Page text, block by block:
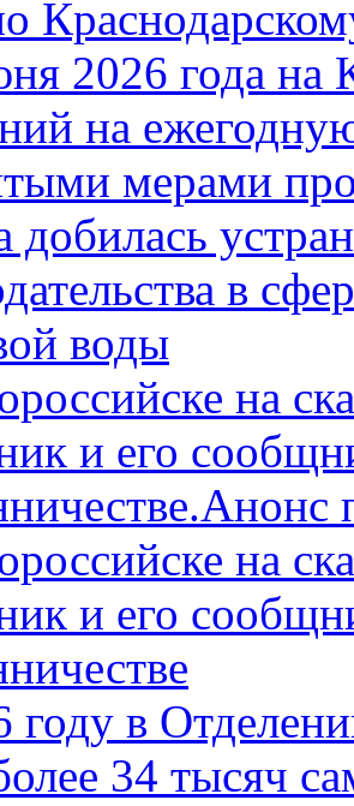
2026 года на
на
мерами
добилась
в
воды
на
и его
на
и его
году в
34 тысяч